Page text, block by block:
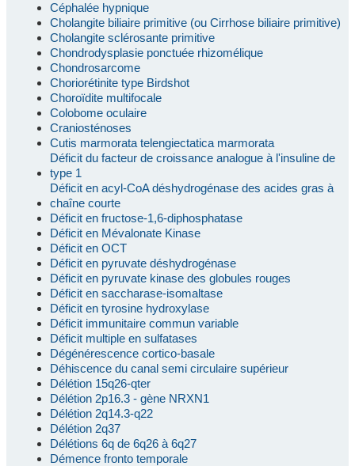
Céphalée hypnique
Cholangite biliaire primitive (ou Cirrhose biliaire primitive)
Cholangite sclérosante primitive
Chondrodysplasie ponctuée rhizomélique
Chondrosarcome
Choriorétinite type Birdshot
Choroïdite multifocale
Colobome oculaire
Craniosténoses
Cutis marmorata telengiectatica marmorata
Déficit du facteur de croissance analogue à l'insuline de
type 1
Déficit en acyl-CoA déshydrogénase des acides gras à
chaîne courte
Déficit en fructose-1,6-diphosphatase
Déficit en Mévalonate Kinase
Déficit en OCT
Déficit en pyruvate déshydrogénase
Déficit en pyruvate kinase des globules rouges
Déficit en saccharase-isomaltase
Déficit en tyrosine hydroxylase
Déficit immunitaire commun variable
Déficit multiple en sulfatases
Dégénérescence cortico-basale
Déhiscence du canal semi circulaire supérieur
Délétion 15q26-qter
Délétion 2p16.3 - gène NRXN1
Délétion 2q14.3-q22
Délétion 2q37
Délétions 6q de 6q26 à 6q27
Démence fronto temporale